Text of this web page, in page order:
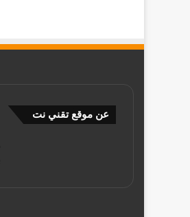
عن موقع تقني نت